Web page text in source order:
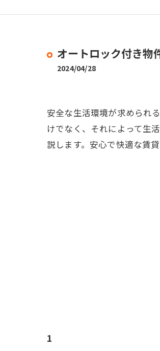
オートロック付き物
2024/04/28
安全な生活環境が求められ
けでなく、それによって生
説します。安心で快適な賃
1